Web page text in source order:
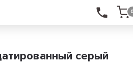
серый